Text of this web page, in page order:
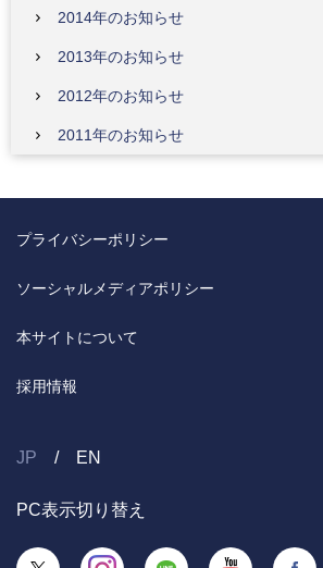
2014年のお知らせ
2013年のお知らせ
2012年のお知らせ
2011年のお知らせ
プライバシーポリシー
ソーシャルメディアポリシー
本サイトについて
採用情報
JP EN
PC表示切り替え